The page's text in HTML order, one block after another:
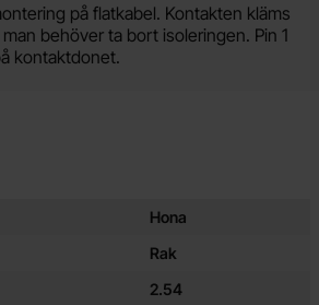
på flatkabel. Kontakten kläms
behöver ta bort isoleringen. Pin 1
kontaktdonet.
produkt
Hona
Rak
2.54